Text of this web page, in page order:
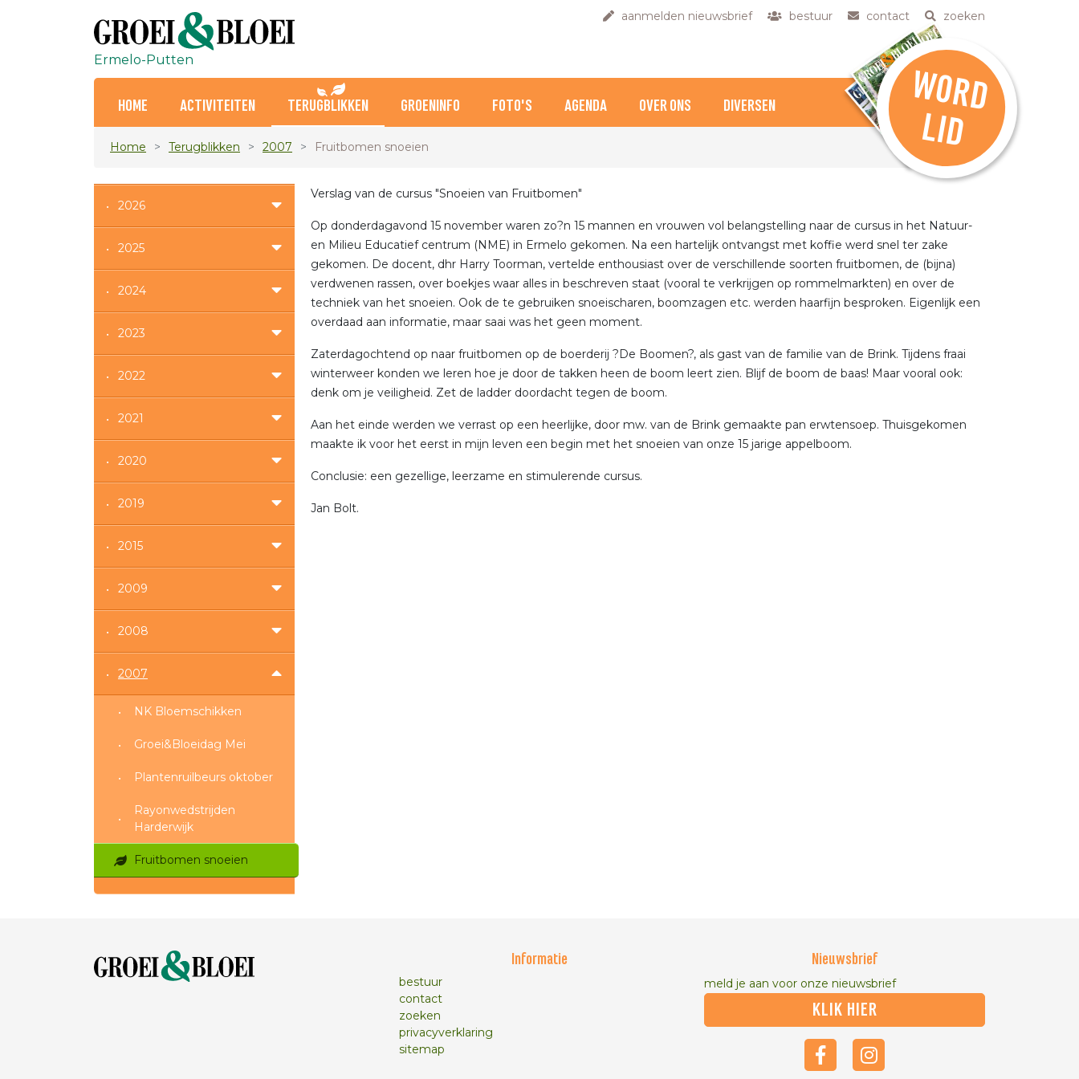
aanmelden nieuwsbrief bestuur contact zoeken
Ermelo-Putten
HOME ACTIVITEITEN TERUGBLIKKEN GROENINFO FOTO'S AGENDA OVER ONS DIVERSEN W
O
R
D
L
ID
Home Terugblikken 2007 Fruitbomen snoeien
2026
2025
2024
2023
2022
2021
2020
2019
2015
2009
2008
2007
NK Bloemschikken
Groei&Bloeidag Mei
Plantenruilbeurs oktober
Rayonwedstrijden
Harderwijk
Fruitbomen snoeien
Verslag van de cursus "Snoeien van Fruitbomen"
Op donderdagavond 15 november waren zo?n 15 mannen en vrouwen vol belangstelling naar de cursus in het Natuur-
en Milieu Educatief centrum (NME) in Ermelo gekomen. Na een hartelijk ontvangst met koffie werd snel ter zake
gekomen. De docent, dhr Harry Toorman, vertelde enthousiast over de verschillende soorten fruitbomen, de (bijna)
verdwenen rassen, over boekjes waar alles in beschreven staat (vooral te verkrijgen op rommelmarkten) en over de
techniek van het snoeien. Ook de te gebruiken snoeischaren, boomzagen etc. werden haarfijn besproken. Eigenlijk een
overdaad aan informatie, maar saai was het geen moment.
Zaterdagochtend op naar fruitbomen op de boerderij ?De Boomen?, als gast van de familie van de Brink. Tijdens fraai
winterweer konden we leren hoe je door de takken heen de boom leert zien. Blijf de boom de baas! Maar vooral ook:
denk om je veiligheid. Zet de ladder doordacht tegen de boom.
Aan het einde werden we verrast op een heerlijke, door mw. van de Brink gemaakte pan erwtensoep. Thuisgekomen
maakte ik voor het eerst in mijn leven een begin met het snoeien van onze 15 jarige appelboom.
Conclusie: een gezellige, leerzame en stimulerende cursus.
Jan Bolt.
Informatie
bestuur
contact
zoeken
privacyverklaring
sitemap
Nieuwsbrief
meld je aan voor onze nieuwsbrief
KLIK HIER